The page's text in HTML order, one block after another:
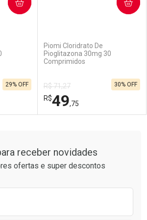
29% OFF
Piomi Cloridrato De
Pioglitazona 30mg 30
Comprimidos
R$ 71,27
R$49,75
30% OFF
COMPRAR
Laboratório
Por Menos
receber novidades
ofertas e super descontos